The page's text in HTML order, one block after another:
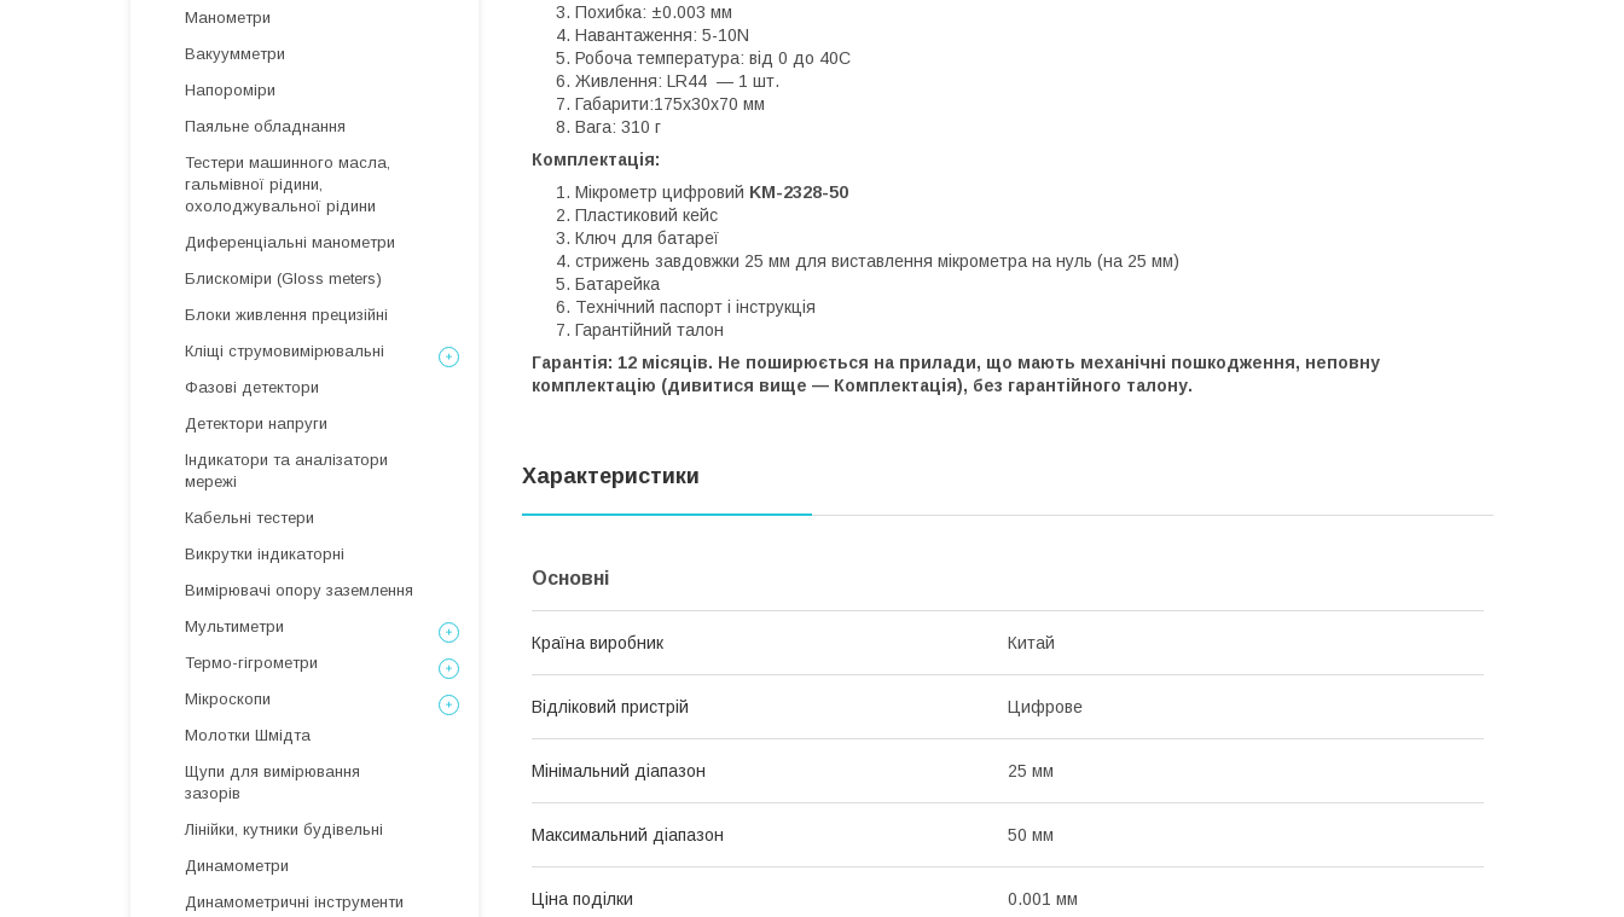
Похибка: ±0.003 мм
Навантаження: 5-10N
Робоча температура: від 0 до 40С
Живлення: LR44 — 1 шт.
Габарити:175х30х70 мм
Вага: 310 г
Комплектація:
Мікрометр цифровий KM-2328-50
Пластиковий кейс
Ключ для батареї
стрижень завдовжки 25 мм для виставлення мікрометра на нуль (на 25 мм)
Батарейка
Технічний паспорт і інструкція
Гарантійний талон
Гарантія: 12 місяців. Не поширюється на прилади, що мають механічні пошкодження, неповну
комплектацію (дивитися вище — Комплектація), без гарантійного талону.
Характеристики
Основні
Країна виробник Китай
Відліковий пристрій Цифрове
Мінімальний діапазон 25 мм
Максимальний діапазон 50 мм
Ціна поділки 0.001 мм
Манометри
Вакуумметри
Напороміри
Паяльне обладнання
Тестери машинного масла,
гальмівної рідини,
охолоджувальної рідини
Диференціальні манометри
Блискоміри (Gloss meters)
Блоки живлення прецизійні
Кліщі струмовимірювальні
Фазові детектори
Детектори напруги
Індикатори та аналізатори
мережі
Кабельні тестери
Викрутки індикаторні
Вимірювачі опору заземлення
Мультиметри
Термо-гігрометри
Мікроскопи
Молотки Шмідта
Щупи для вимірювання
зазорів
Лінійки, кутники будівельні
Динамометри
Динамометричні інструменти